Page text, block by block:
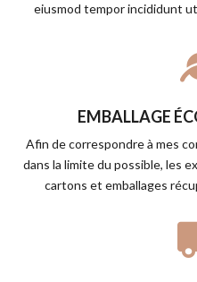
eiusmod tempor incididunt
EMBALLAGE
Afin de correspondre à mes
dans la limite du possible, les
cartons et emballages